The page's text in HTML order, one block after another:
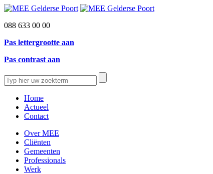
088 633 00 00
Pas lettergrootte aan
Pas contrast aan
Home
Actueel
Contact
Over MEE
Cliënten
Gemeenten
Professionals
Werk